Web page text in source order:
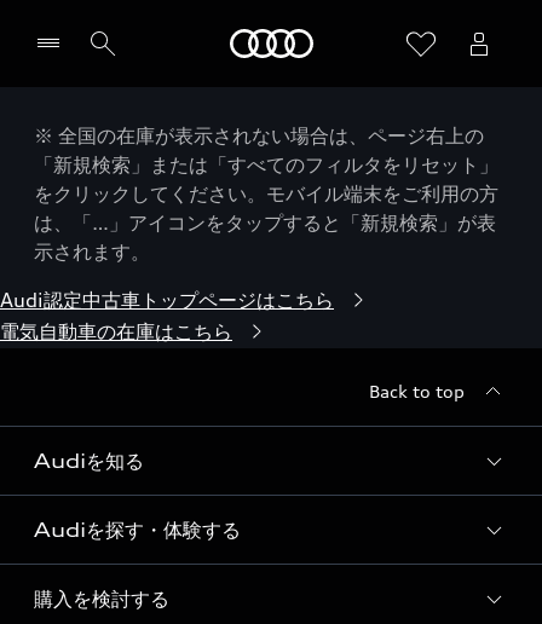
※ 全国の在庫が表示されない場合は、ページ右上の
「新規検索」または「すべてのフィルタをリセット」
をクリックしてください。モバイル端末をご利用の方
は、「…」アイコンをタップすると「新規検索」が表
示されます。
Audi認定中古車トップページはこちら
電気自動車の在庫はこちら
Back to top
Audiを知る
Audi ブランド
Story of Progress
Audiを探す・体験する
ディーラー検索
購入を検討する